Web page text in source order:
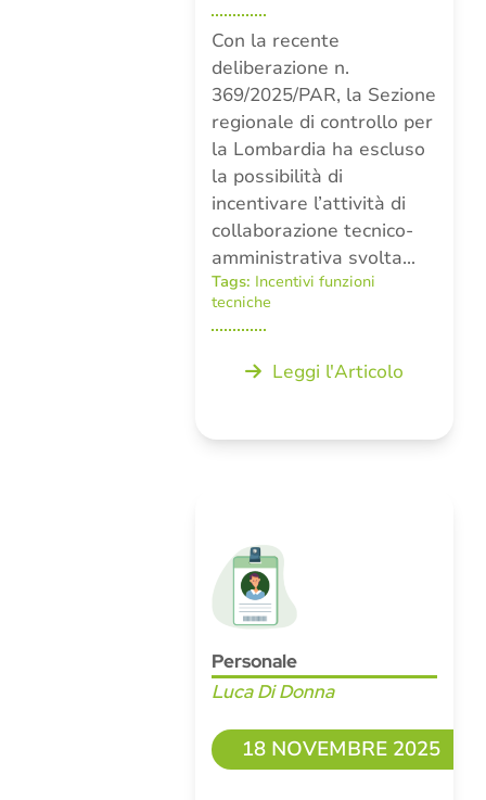
Con la recente
deliberazione n.
369/2025/PAR, la Sezione
regionale di controllo per
la Lombardia ha escluso
la possibilità di
incentivare l’attività di
collaborazione tecnico-
amministrativa svolta…
Tags: Incentivi funzioni
tecniche
Leggi l'Articolo
Personale
Luca Di Donna
18 NOVEMBRE 2025